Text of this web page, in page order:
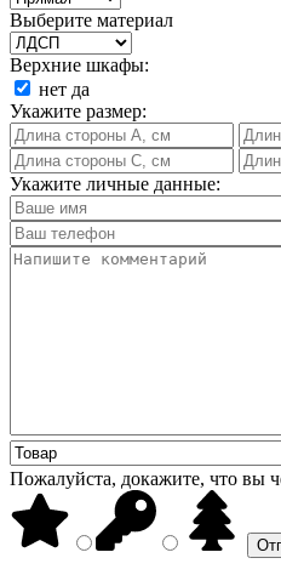
Выберите материал
Верхние шкафы:
нет да
Укажите размер:
Укажите личные данные:
Пожалуйста, докажите, что вы